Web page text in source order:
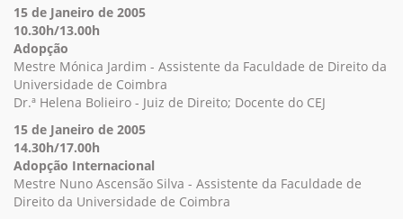
15 de Janeiro de 2005
10.30h/13.00h
Adopção
Mestre Mónica Jardim - Assistente da Faculdade de Direito da
Universidade de Coimbra
Dr.ª Helena Bolieiro - Juiz de Direito; Docente do CEJ
15 de Janeiro de 2005
14.30h/17.00h
Adopção Internacional
Mestre Nuno Ascensão Silva - Assistente da Faculdade de
Direito da Universidade de Coimbra